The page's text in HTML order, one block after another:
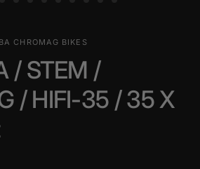
CHROMAG BIKES
/ STEM /
/ HIFI-35 / 35 X